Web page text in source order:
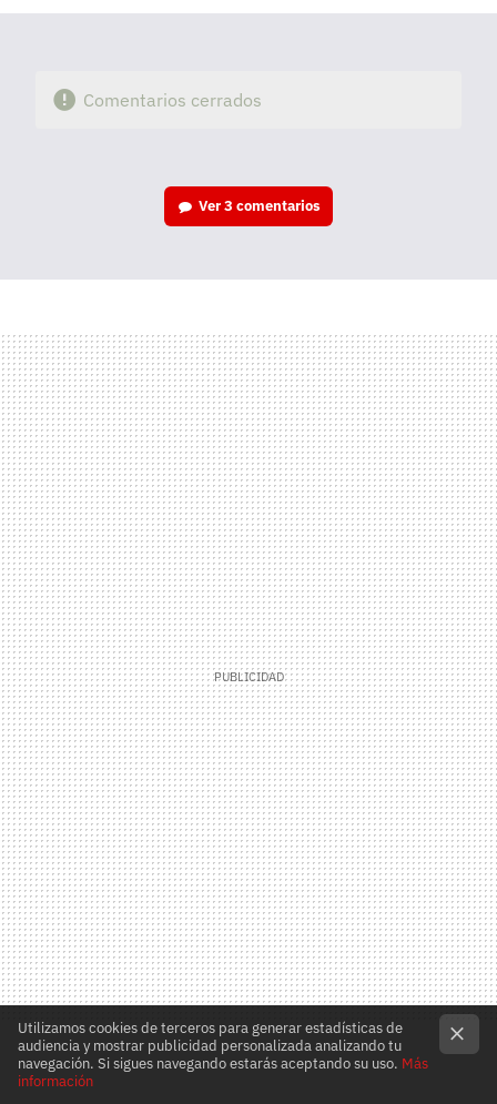
Comentarios cerrados
Ver3 comentarios
Utilizamos cookies de terceros para generar estadísticas de
audiencia y mostrar publicidad personalizada analizando tu
navegación. Si sigues navegando estarás aceptando su uso. Más
información